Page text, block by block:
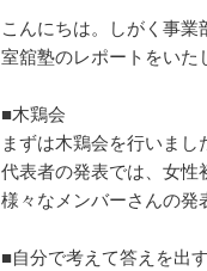
こんにちは。しがく事業
室舘塾のレポートをいた
■木鶏会
まずは木鶏会を行いまし
代表者の発表では、女性
様々なメンバーさんの発
■自分で考えて答えを出す